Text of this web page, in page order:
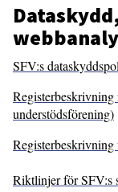
SFV:s
understödsförening)
Registerbeskrivning
Riktlinjer för SFV:s